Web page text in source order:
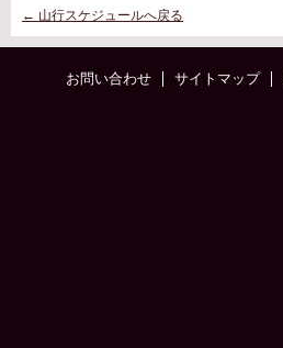
← 山行スケジュールへ戻る
お問い合わせ サイトマップ